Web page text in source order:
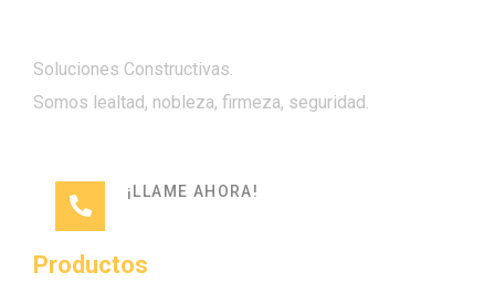
Soluciones Constructivas.
Somos lealtad, nobleza, firmeza, seguridad.
¡LLAME AHORA!
Productos